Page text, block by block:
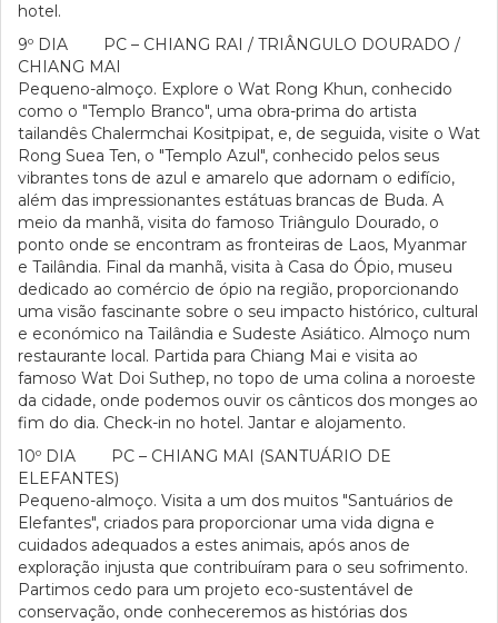
hotel.
9º DIA PC – CHIANG RAI / TRIÂNGULO DOURADO /
CHIANG MAI
Pequeno-almoço. Explore o Wat Rong Khun, conhecido
como o "Templo Branco", uma obra-prima do artista
tailandês Chalermchai Kositpipat, e, de seguida, visite o Wat
Rong Suea Ten, o "Templo Azul", conhecido pelos seus
vibrantes tons de azul e amarelo que adornam o edifício,
além das impressionantes estátuas brancas de Buda. A
meio da manhã, visita do famoso Triângulo Dourado, o
ponto onde se encontram as fronteiras de Laos, Myanmar
e Tailândia. Final da manhã, visita à Casa do Ópio, museu
dedicado ao comércio de ópio na região, proporcionando
uma visão fascinante sobre o seu impacto histórico, cultural
e económico na Tailândia e Sudeste Asiático. Almoço num
restaurante local. Partida para Chiang Mai e visita ao
famoso Wat Doi Suthep, no topo de uma colina a noroeste
da cidade, onde podemos ouvir os cânticos dos monges ao
fim do dia. Check-in no hotel. Jantar e alojamento.
10º DIA PC – CHIANG MAI (SANTUÁRIO DE
ELEFANTES)
Pequeno-almoço. Visita a um dos muitos "Santuários de
Elefantes", criados para proporcionar uma vida digna e
cuidados adequados a estes animais, após anos de
exploração injusta que contribuíram para o seu sofrimento.
Partimos cedo para um projeto eco-sustentável de
conservação, onde conheceremos as histórias dos